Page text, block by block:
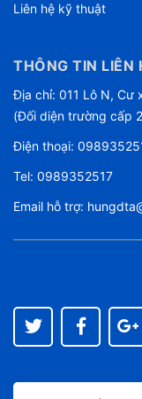
Liên hệ kỹ thuật
THÔNG TIN LIÊN
Địa chỉ: 011 Lô N, Cư
(Đối diện trường cấp
Điện thoại:
Tel: 0989352517
Email hỗ trợ: